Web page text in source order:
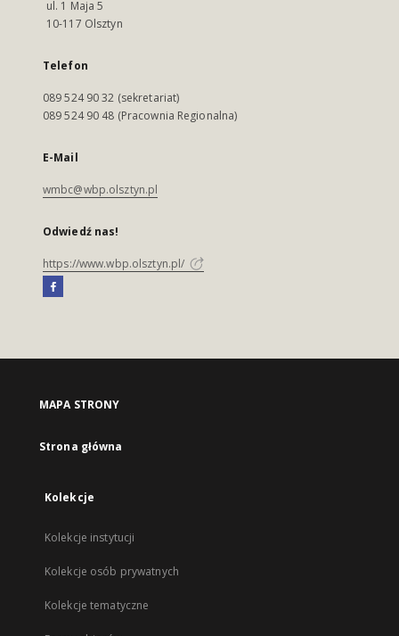
ul. 1 Maja 5
10-117 Olsztyn
Telefon
089 524 90 32 (sekretariat)
089 524 90 48 (Pracownia Regionalna)
E-Mail
wmbc@wbp.olsztyn.pl
Odwiedź nas!
https://www.wbp.olsztyn.pl/
MAPA STRONY
Strona główna
Kolekcje
Kolekcje instytucji
Kolekcje osób prywatnych
Kolekcje tematyczne